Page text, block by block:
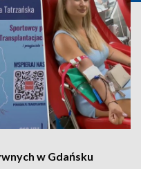
w Gdańsku